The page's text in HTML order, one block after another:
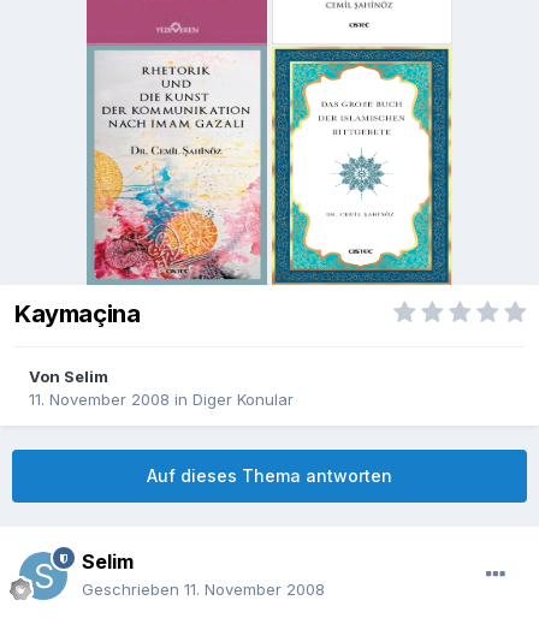
Kaymaçina
Von Selim
11. November 2008 in Diger Konular
Auf dieses Thema antworten
Selim
Geschrieben 11. November 2008